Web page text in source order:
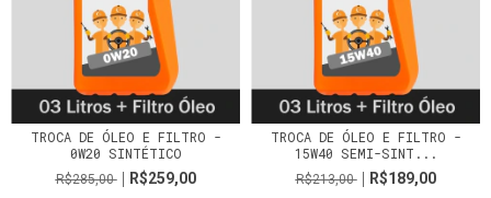
TROCA DE ÓLEO E FILTRO -
0W20 SINTÉTICO
R$285,00 R$259,00
TROCA DE ÓLEO E FILTRO -
15W40 SEMI-SINT...
R$213,00 R$189,00